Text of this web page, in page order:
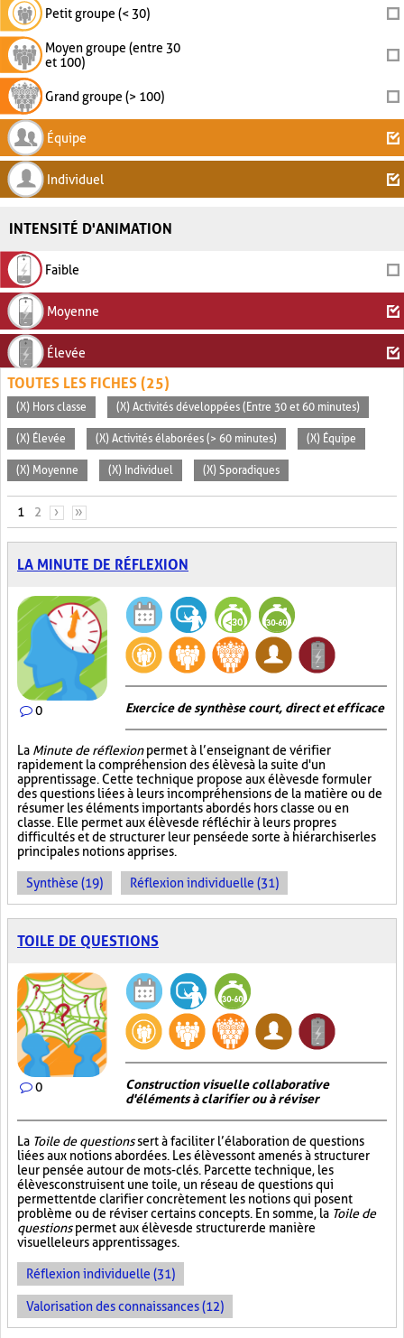
Petit groupe (< 30)
Moyen groupe (entre 30
et 100)
Grand groupe (> 100)
Équipe
Individuel
INTENSITÉ D'ANIMATION
Faible
Moyenne
Élevée
TOUTES LES FICHES (25)
(X) Hors classe (X) Activités développées (Entre 30 et 60 minutes)
(X) Élevée (X) Activités élaborées (> 60 minutes) (X) Équipe
(X) Moyenne (X) Individuel (X) Sporadiques
PAGES
1 2 › »
LA MINUTE DE RÉFLEXION
0 Exercice de synthèse court, direct et efficace
La Minute de réflexionpermet à l’enseignant de vérifier
rapidement la compréhension des élèves à la suite d'un
apprentissage. Cette technique propose aux élèves de formuler
des questions liées à leurs incompréhensions de la matière ou de
résumer les éléments importants abordés hors classe ou en
classe. Elle permet aux élèves de réfléchir à leurs propres
difficultés et de structurer leur pensée de sorte à hiérarchiser les
principales notions apprises.
Synthèse (19) Réflexion individuelle (31)
TOILE DE QUESTIONS
0
Construction visuelle collaborative
d'éléments à clarifier ou à réviser
La Toile de questionssert à faciliter l’élaboration de questions
liées aux notions abordées. Les élèves sont amenés à structurer
leur pensée autour de mots-clés. Par cette technique, les
élèves construisent une toile, un réseau de questions qui
permettent de clarifier concrètement les notions qui posent
problème ou de réviser certains concepts. En somme, la Toile de
questionspermet aux élèves de structurer de manière
visuelle leurs apprentissages.
Réflexion individuelle (31)
Valorisation des connaissances (12)